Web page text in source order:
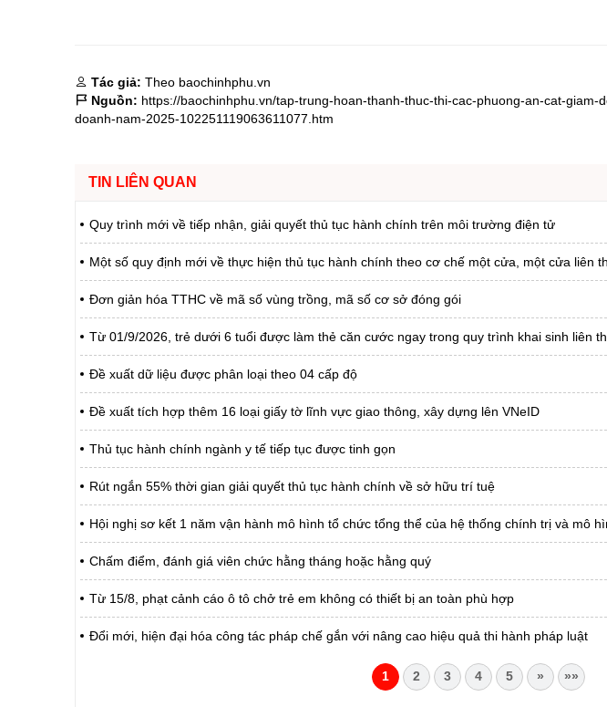
Tác giả: Theo baochinhphu.vn
Nguồn: https://baochinhphu.vn/tap-trung-hoan-thanh-thuc-thi-cac-phuong-an-cat-
doanh-nam-2025-102251119063611077.htm
TIN LIÊN QUAN
Quy trình mới về tiếp nhận, giải quyết thủ tục hành chính trên môi trường điện tử
Một số quy định mới về thực hiện thủ tục hành chính theo cơ chế một cửa, một cửa liên
Đơn giản hóa TTHC về mã số vùng trồng, mã số cơ sở đóng gói
Từ 01/9/2026, trẻ dưới 6 tuổi được làm thẻ căn cước ngay trong quy trình khai sinh liên
Đề xuất dữ liệu được phân loại theo 04 cấp độ
Đề xuất tích hợp thêm 16 loại giấy tờ lĩnh vực giao thông, xây dựng lên VNeID
Thủ tục hành chính ngành y tế tiếp tục được tinh gọn
Rút ngắn 55% thời gian giải quyết thủ tục hành chính về sở hữu trí tuệ
Hội nghị sơ kết 1 năm vận hành mô hình tổ chức tổng thể của hệ thống chính trị và mô
Chấm điểm, đánh giá viên chức hằng tháng hoặc hằng quý
Từ 15/8, phạt cảnh cáo ô tô chở trẻ em không có thiết bị an toàn phù hợp
Đổi mới, hiện đại hóa công tác pháp chế gắn với nâng cao hiệu quả thi hành pháp luật
1 2 3 4 5 » »»